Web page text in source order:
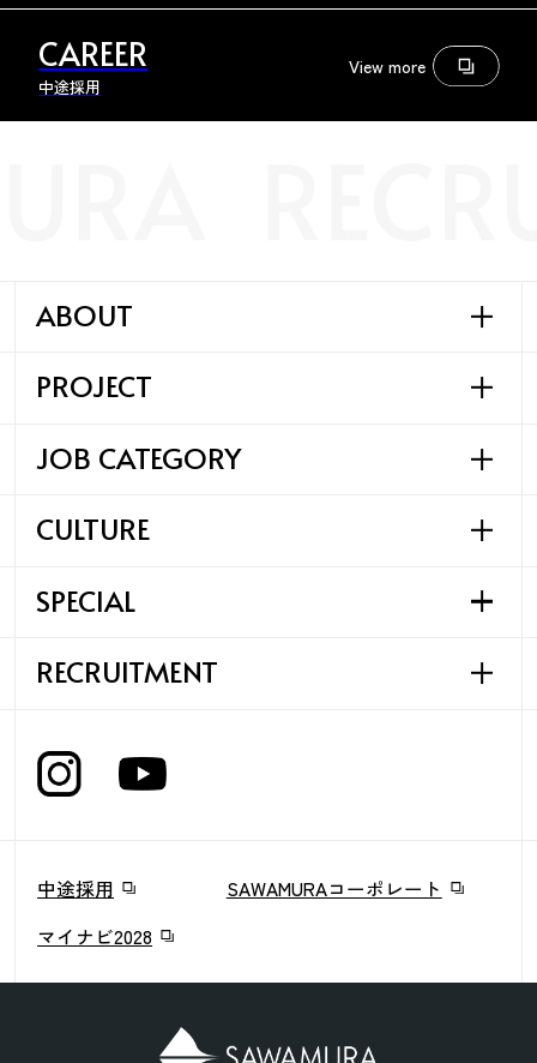
CAREER
中途採用
View more
ABOUT
SAWAMURAの事業
SAWAMURAの哲学
PROJECT
SAWAMURAの実績
びわ湖テラス
リーフワークス様
Rin Takashima
JOB CATEGORY
SAWAMURAの仕事
施工管理職
法人設計職
CULTURE
働く環境
SPECIAL
SAWAMURAの考える
RECRUITMENT
採用情報
EVENT & NEWS
中途採用
SAWAMURAコーポレート
マイナビ2028